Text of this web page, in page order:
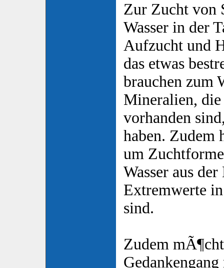
Zur Zucht von
Wasser in der
Aufzucht und
das etwas
brauchen zum
Mineralien, die
vorhanden
haben. Zudem
um
Wasser aus
Extremwerte
sind.
Zudem